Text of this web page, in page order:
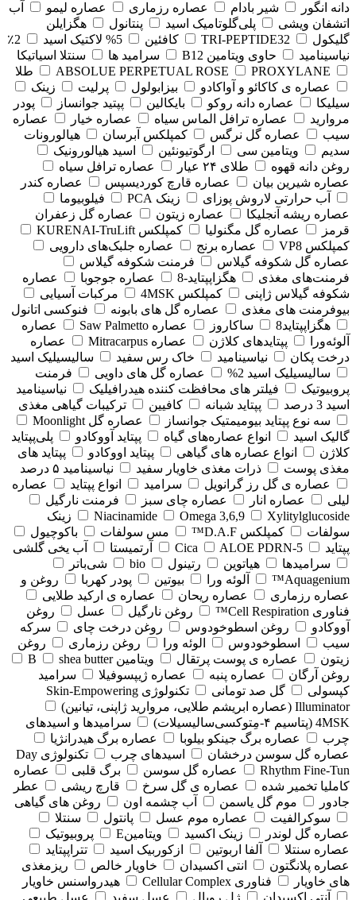
دانه انگور
شیر بادام عصاره رزماری عصاره لیمو
آب
اتشفان ویشی
پلی‌گلوتامیک اسید پنتانول
هگزایلن
گلیکول
TRI-PEPTIDE32 کافئین 5% لاکتیک اسید
2٪
نیاسینامید
حاوی ویتامین B12 سرامید ها
سنتلا اسیاتیکا
ABSOLUE PERPETUAL ROSE
PROXYLANE
طلا
عصاره ی کاکائو و آواکادو
بیزابولول پرلیت
زینک
سیلیکا
عصاره دانه روکو بایکالین پپتید جوانساز
پودر
مروارید
عصاره ترافل الماس سیاه عصاره خیار
عصاره
سیب
عصاره گل نرگس کمپلکس آبرسان
هیالورونات
سدیم
ویتامین سی ارگوتیونئین
اسید هیالورونیک
روغن دانه قهوه
طلای ۲۴ عیار
عصاره ترافل سیاه
عصاره شیرین بیان
عصاره قارچ کوردیسپس
عصاره کندر
آب حرارتی لاروش پوزای
زینک PCA
فیلوبیوما
عصاره ریشه آنجلیکا
عصاره زیتون
عصاره گل زعفران
قرمز
عصاره گل مگنولیا
کمپلکس KURENAI-TruLift
کمپلکس VP8
عصاره برنج
عصاره جلبک‌های دارویی
عصاره گل شکوفه گیلاس
فرمنت شکوفه گیلاس
فرمنت‌های مغذی
هگزاپپتاید-8 عصاره جوجوبا
عصاره
شکوفه گیلاس ژاپنی
کمپلکس 4MSK
مرکبات آسیایی
بیوفرمنت های مغذی
عصاره گل های بابونه
فنوکسی اتانول
هگزاپپتاید8
ساکاروز عصاره Saw Palmetto
عصاره
آلوئه‌ورا
پپتایدهای کلاژن عصاره Mitracarpus
عصاره
درخت پکان
نیاسینامید خاک رس سفید
سالیسیلیک اسید
سالیسیلیک اسید 2%
عصاره گل های داویی
فرمنت
پروبیوتیک
فیلتر های محافظت کننده هیدرافیلیک
نیاسینامید
اسید 3 درصد
پپتاید شبانه کافیین
ترکیبات گیاهی مغذی
سه نوع پپتاید بیومیمتیک جوانساز
عصاره گل Moonlight
گالیک اسید
انواع عصاره‌های گیاه پپتاید آووکادو
پلی‌پپتاید
کلاژن
انواع عصاره های گیاهی پپتاید اووکادو
پپتاید های
مغذی پوست
ذرات مغذی خاویار سفید
نیاسینامید ۵ درصد
عصاره ی گل رز گرانویل
سرامید انواع پپتاید
عصاره
لیلی
عصاره انار عصاره چای سبز
فرمنت نارگیل
Niacinamide
Omega 3,6,9 Xylitylglucoside
زینک
سولفات
کمپلکس D.A.F™ مس سولفات
باکوچیول
پپتاید
5-Cica
ALOE PDRN آرتمیستا
آب یخی گلشی
سرامیدها
هیاتوین رتینول bio
شی‌باتر
Aquagenium™
آلوئه ورا بیوتین پودر کهربا
روغن و
عصاره رزماری
عصاره ریحان
عصاره ی ارکید طلایی
فناوری Cell Respiration™
روغن نارگیل عسل
روغن
آووکادو
روغن اسطوخودوس روغن درخت چای
سرکه
سیب
اسطوخودوس الوئه ورا روغن رزماری
روغن
زیتون
عصاره ی پوست پرتقال ویتامین Bshea butter
روغن آرگان
عصاره پنبه عصاره ژیپسوفیلا
سرامید
کپسولی
گل صد تومانی
تکنولوژی Skin-Empowering
Illuminator (عصاره ابریشم طلایی، مروارید ژاپنی، تیانین)
4MSK (پتاسیم ۴‑مِتوکسی‌سالیسیلات)
سرامیدها و اسیدهای
چرب
عصاره برگ جینکو بیلوبا
عصاره برگ هیدرانژیا
عصاره گل سوسن درخشان
اسیدهای چرب
تکنولوژی Day
Rhythm Fine‑Tun
عصاره گل سوسن برگ قلبی
عصاره
کاملیا تخمیر شده
عصاره ی گل سرخ قارچ ریشی
عطر
جادور
موم گل یاسمن آب چشمه اون
روغن های گیاهی
سوکرالفیت
عصاره موم عسل پانتول
سنتلا
عصاره گل لوندر
زینک اکسید ویتامینE
پروبیوتیک
عصاره سنتلا
آلفا اربوتین ازکوربیک اسید
تتراپپتاید
عصاره پلانگتون
انتی اکسیدان خاویار خالص
ریزمغذی
های خاویار
فناوری Cellular Complex
هیدرواسنس خاویار